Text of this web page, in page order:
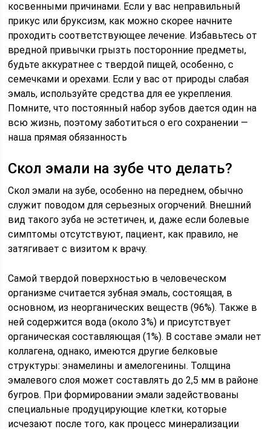
косвенными причинами. Если у вас неправильный
прикус или бруксизм, как можно скорее начните
проходить соответствующее лечение. Избавьтесь от
вредной привычки грызть посторонние предметы,
будьте аккуратнее с твердой пищей, особенно, с
семечками и орехами. Если у вас от природы слабая
эмаль, используйте средства для ее укрепления.
Помните, что постоянный набор зубов дается один на
всю жизнь, поэтому заботиться о его сохранении —
наша прямая обязанность
Скол эмали на зубе что делать?
Скол эмали на зубе, особенно на переднем, обычно
служит поводом для серьезных огорчений. Внешний
вид такого зуба не эстетичен, и, даже если болевые
симптомы отсутствуют, пациент, как правило, не
затягивает с визитом к врачу.
Самой твердой поверхностью в человеческом
организме считается зубная эмаль, состоящая, в
основном, из неорганических веществ (96%). Также в
ней содержится вода (около 3%) и присутствует
органическая составляющая (1%). В составе эмали нет
коллагена, однако, имеются другие белковые
структуры: энамелины и амелогенины. Толщина
эмалевого слоя может составлять до 2,5 мм в районе
бугров. При формировании эмали задействованы
специальные продуцирующие клетки, которые
исчезают после того, как процесс минерализации